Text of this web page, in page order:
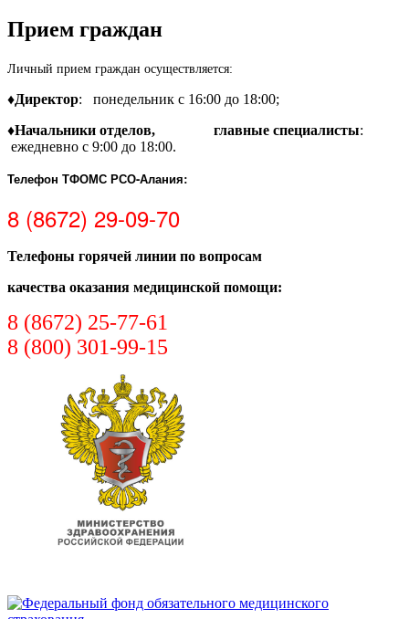
Прием граждан
Личный прием граждан осуществляется:
♦Директор:
понедельник с 16:00 до 18:00;
♦Начальники отделов, главные специалисты:
ежедневно с 9:00 до 18:00.
Телефон ТФОМС РСО-Алания:
8 (8672) 29-09-70
Телефоны горячей линии по вопросам
качества оказания медицинской помощи:
8 (8672) 25-77-61
8 (800) 301-99-15